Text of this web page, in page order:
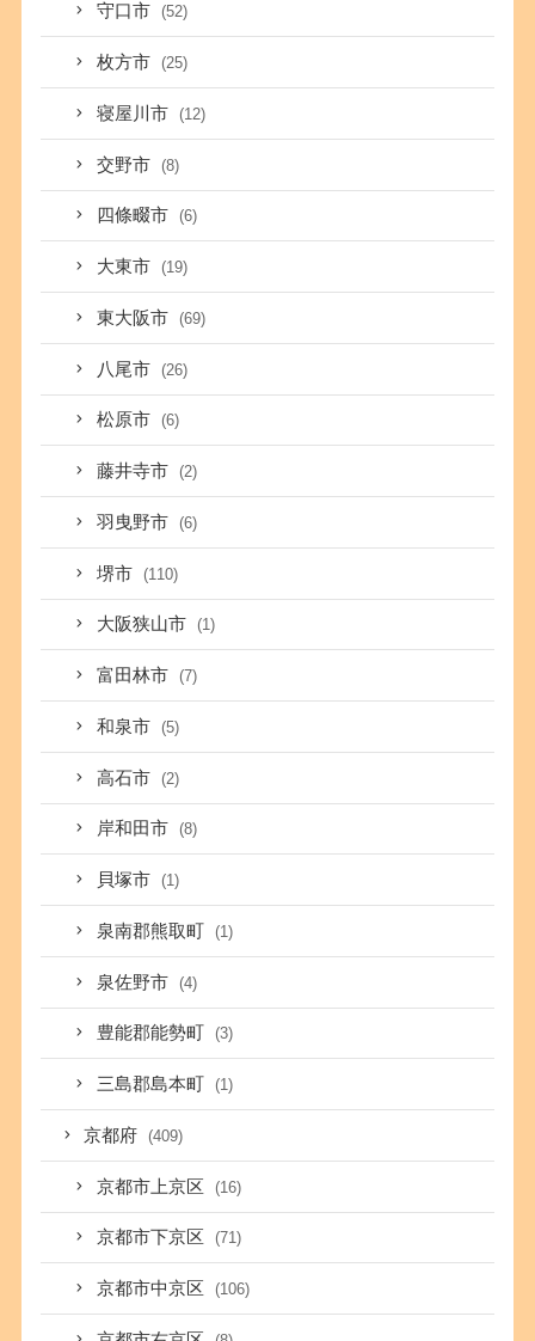
守口市 (52)
枚方市 (25)
寝屋川市 (12)
交野市 (8)
四條畷市 (6)
大東市 (19)
東大阪市 (69)
八尾市 (26)
松原市 (6)
藤井寺市 (2)
羽曳野市 (6)
堺市 (110)
大阪狭山市 (1)
富田林市 (7)
和泉市 (5)
高石市 (2)
岸和田市 (8)
貝塚市 (1)
泉南郡熊取町 (1)
泉佐野市 (4)
豊能郡能勢町 (3)
三島郡島本町 (1)
京都府 (409)
京都市上京区 (16)
京都市下京区 (71)
京都市中京区 (106)